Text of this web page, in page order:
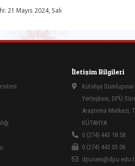
21 Mayıs 2024, Salı
İletişim Bilgileri
Kütahya
Yerleşkesi, DPÜ
Araştırma Merkezi,
KÜTAHYA
0 (274) 443 18 58
0 (274) 443 03 06